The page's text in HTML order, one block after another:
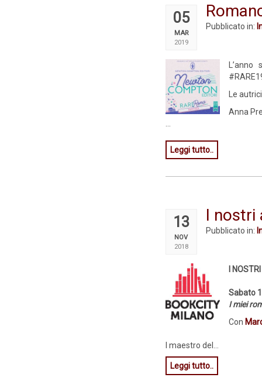
05
MAR
2019
Pubblicato in:
Le
Anna
Leggi tutto..
13
NOV
2018
I nostri
Pubblicato in:
I
Sabato
I miei
Con
l maestro del...
Leggi tutto..